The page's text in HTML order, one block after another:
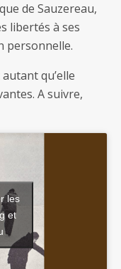
de Sauzereau,
libertés à ses
personnelle.
qu’elle
A suivre,
les
et